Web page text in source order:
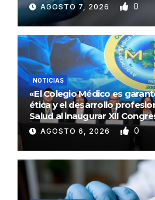
AGOSTO 7, 2026 0
NOTICIAS
«El Colegio Médico es
ética y el desarrollo
Salud al inaugurar XII
AGOSTO 6, 2026 0